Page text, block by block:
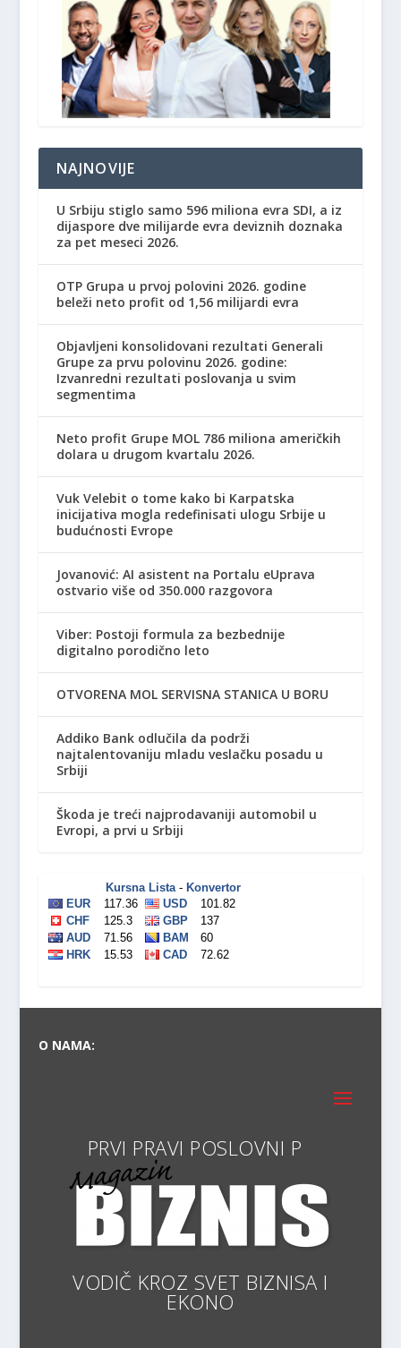
NAJNOVIJE
U Srbiju stiglo samo 596 miliona evra SDI, a iz
dijaspore dve milijarde evra deviznih doznaka
za pet meseci 2026.
OTP Grupa u prvoj polovini 2026. godine
beleži neto profit od 1,56 milijardi evra
Objavljeni konsolidovani rezultati Generali
Grupe za prvu polovinu 2026. godine:
Izvanredni rezultati poslovanja u svim
segmentima
Neto profit Grupe MOL 786 miliona američkih
dolara u drugom kvartalu 2026.
Vuk Velebit o tome kako bi Karpatska
inicijativa mogla redefinisati ulogu Srbije u
budućnosti Evrope
Jovanović: AI asistent na Portalu eUprava
ostvario više od 350.000 razgovora
Viber: Postoji formula za bezbednije
digitalno porodično leto
OTVORENA MOL SERVISNA STANICA U BORU
Addiko Bank odlučila da podrži
najtalentovaniju mladu veslačku posadu u
Srbiji
Škoda je treći najprodavaniji automobil u
Evropi, a prvi u Srbiji
O NAMA:
PRVI
VODIČ KROZ SVE